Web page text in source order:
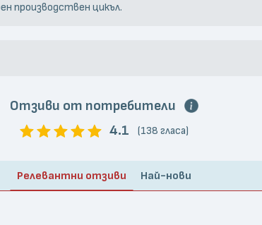
производствен цикъл.
Отзиви от потребители
4.1
(138 гласа)
Релевантни отзиви Най-нови